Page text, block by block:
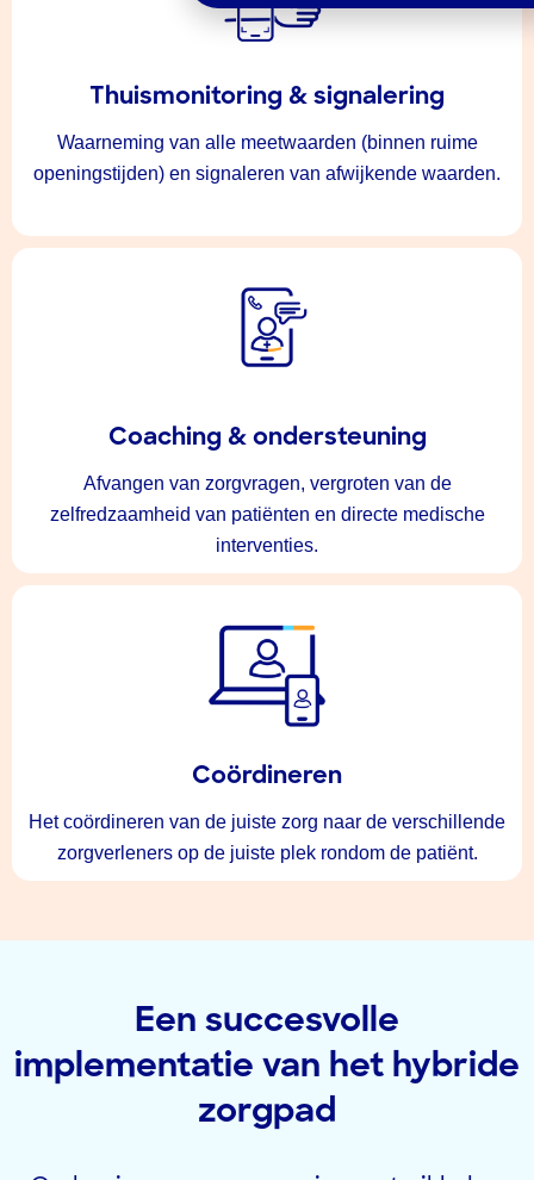
Thuismonitoring & signalering
Waarneming van alle meetwaarden (binnen ruime
openingstijden) en signaleren van afwijkende waarden.
Coaching & ondersteuning
Afvangen van zorgvragen, vergroten van de
zelfredzaamheid van patiënten en directe medische
interventies.
Coördineren
Het coördineren van de juiste zorg naar de verschillende
zorgverleners op de juiste plek rondom de patiënt.
Een succesvolle
implementatie van het hybride
zorgpad